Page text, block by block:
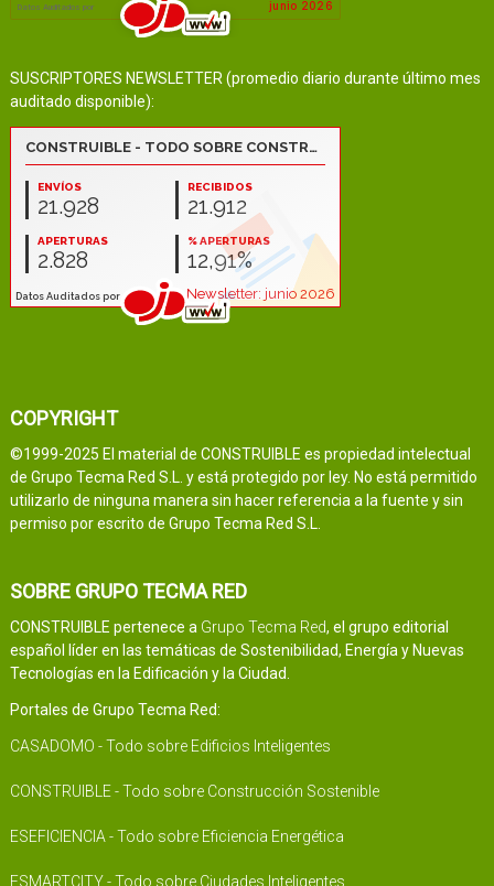
SUSCRIPTORES NEWSLETTER (promedio diario durante último mes
auditado disponible):
COPYRIGHT
©1999-2025 El material de CONSTRUIBLE es propiedad intelectual
de Grupo Tecma Red S.L. y está protegido por ley. No está permitido
utilizarlo de ninguna manera sin hacer referencia a la fuente y sin
permiso por escrito de Grupo Tecma Red S.L.
SOBRE GRUPO TECMA RED
CONSTRUIBLE pertenece a Grupo Tecma Red, el grupo editorial
español líder en las temáticas de Sostenibilidad, Energía y Nuevas
Tecnologías en la Edificación y la Ciudad.
Portales de Grupo Tecma Red:
CASADOMO - Todo sobre Edificios Inteligentes
CONSTRUIBLE - Todo sobre Construcción Sostenible
ESEFICIENCIA - Todo sobre Eficiencia Energética
ESMARTCITY - Todo sobre Ciudades Inteligentes